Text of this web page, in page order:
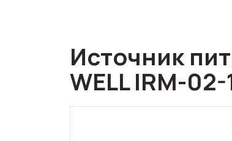
Источник
WELL IRM-02-